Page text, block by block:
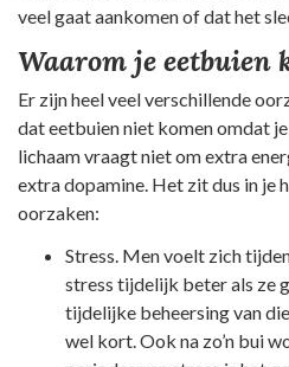
veel gaat aankomen of dat het
Waarom je eetbuien
Er zijn heel veel verschillende
dat eetbuien niet komen omdat
lichaam vraagt niet om extra
extra dopamine. Het zit dus in je
oorzaken:
Stress. Men voelt zich
stress tijdelijk beter als ze
tijdelijke beheersing van
wel kort. Ook na zo’n bui